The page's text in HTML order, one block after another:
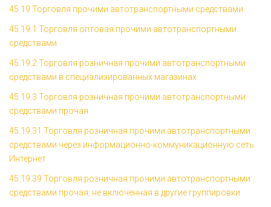
45.19 Торговля прочими автотранспортными средствами
45.19.1 Торговля оптовая прочими автотранспортными
средствами
45.19.2 Торговля розничная прочими автотранспортными
средствами в специализированных магазинах
45.19.3 Торговля розничная прочими автотранспортными
средствами прочая
45.19.31 Торговля розничная прочими автотранспортными
средствами через информационно-коммуникационную сеть
Интернет
45.19.39 Торговля розничная прочими автотранспортными
средствами прочая, не включенная в другие группировки